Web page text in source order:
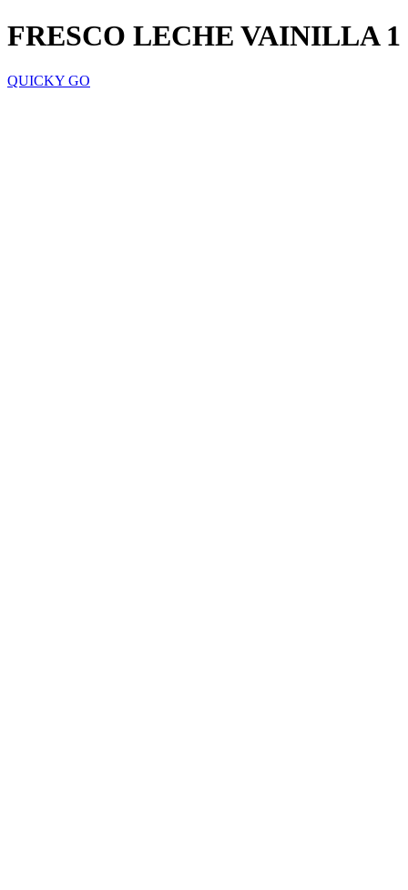
FRESCO LECHE VAINILLA
QUICKY GO